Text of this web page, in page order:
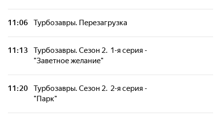
Larva: Личинки на острове. 23-я серия -
"Айсберг"
Larva: Личинки на острове. 24-я серия -
Larva: Личинки на острове. 25-я серия -
"Спасение"
11:06 Турбозавры. Перезагрузка
11:13
Турбозавры. Сезон 2. 1-я серия -
"Заветное желание"
11:20
Турбозавры. Сезон 2. 2-я серия -
"Парк"